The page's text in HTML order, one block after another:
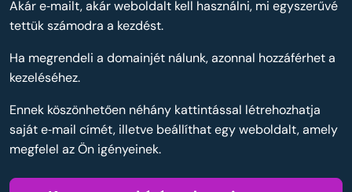
Akár e‑mailt, akár weboldalt kell használni, mi egyszerűvé
tettük számodra a kezdést.
Ha megrendeli a domainjét nálunk, azonnal hozzáférhet a
kezeléséhez.
Ennek köszönhetően néhány kattintással létrehozhatja
saját e‑mail címét, illetve beállíthat egy weboldalt, amely
megfelel az Ön igényeinek.